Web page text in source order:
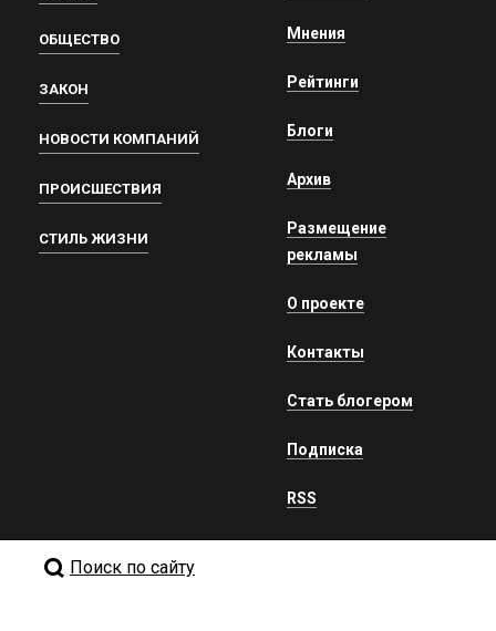
ОБЩЕСТВО
ЗАКОН
НОВОСТИ КОМПАНИЙ
ПРОИСШЕСТВИЯ
СТИЛЬ ЖИЗНИ
Мнения
Рейтинги
Блоги
Архив
Размещение
рекламы
О проекте
Контакты
Стать блогером
Подписка
RSS
Поиск по сайту